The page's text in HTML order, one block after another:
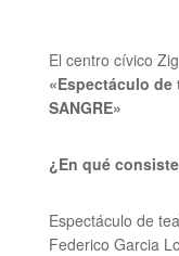
El centro cívico
«Espectáculo de
SANGRE»
¿En qué
Espectáculo de
Federico Garcia